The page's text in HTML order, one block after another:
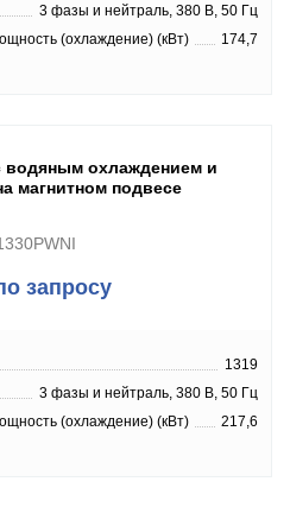
3 фазы и нейтраль, 380 В, 50 Гц
(охлаждение) (кВт)
174,7
водяным охлаждением и
магнитном подвесе
запросу
1319
3 фазы и нейтраль, 380 В, 50 Гц
(охлаждение) (кВт)
217,6